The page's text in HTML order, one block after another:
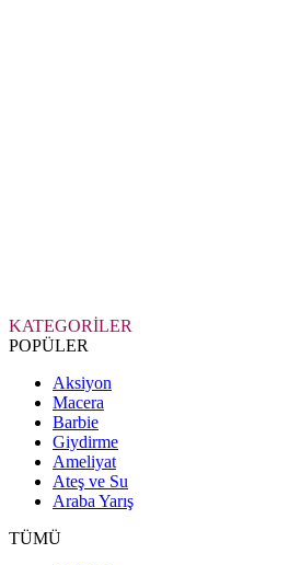
KATEGORİLER
POPÜLER
Aksiyon
Macera
Barbie
Giydirme
Ameliyat
Ateş ve Su
Araba Yarış
TÜMÜ